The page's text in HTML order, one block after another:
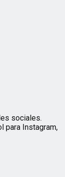
sociales.
para Instagram,